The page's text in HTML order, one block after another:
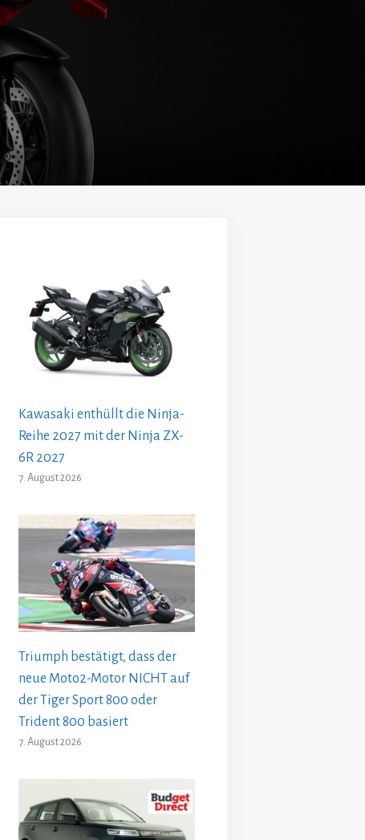
Kawasaki enthüllt die Ninja-
Reihe 2027 mit der Ninja ZX-
6R 2027
7. August 2026
Triumph bestätigt, dass der
neue Moto2-Motor NICHT auf
der Tiger Sport 800 oder
Trident 800 basiert
7. August 2026